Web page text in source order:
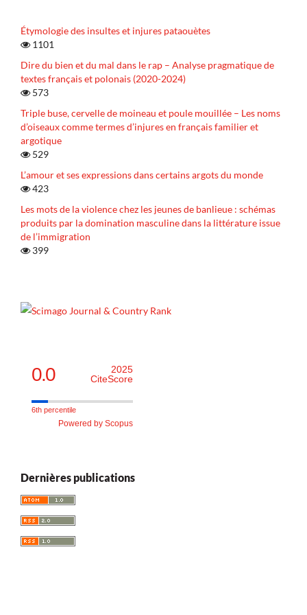
Étymologie des insultes et injures pataouètes
1101
Dire du bien et du mal dans le rap – Analyse pragmatique de
textes français et polonais (2020-2024)
573
Triple buse, cervelle de moineau et poule mouillée – Les noms
d’oiseaux comme termes d’injures en français familier et
argotique
529
L’amour et ses expressions dans certains argots du monde
423
Les mots de la violence chez les jeunes de banlieue : schémas
produits par la domination masculine dans la littérature issue
de l’immigration
399
0.0
2025
CiteScore
6th percentile
Powered by Scopus
Dernières publications